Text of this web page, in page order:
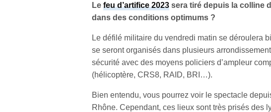
Lefeu d’artifice 2023 sera tiré depuis la colline
dans des conditions optimums ?
Le défilé militaire du vendredi matin se déroulera
se seront organisés dans plusieurs
sécurité avec des moyens policiers d’ampleur
(hélicoptère, CRS8, RAID, BRI…).
Bien entendu, vous pourrez voir le spectacle
Rhône. Cependant, ces lieux sont très prisés des